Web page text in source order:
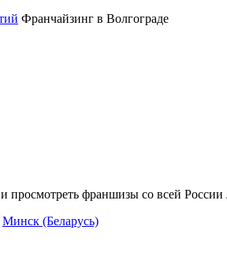
Франчайзинг в Волгограде
и просмотреть франшизы со всей
Минск (Беларусь)